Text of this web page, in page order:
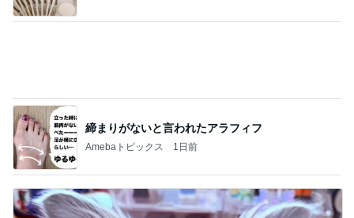
締まりがないと言われたアラフィフ
Amebaトピックス 1日前